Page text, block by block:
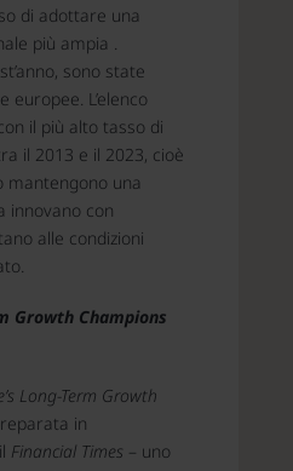
di adottare una
più ampia .
sono state
europee. L’elenco
il più alto tasso di
il 2013 e il 2023, cioè
mantengono una
innovano con
alle condizioni
Growth Champions
Long-Term Growth
in
Financial Times – uno